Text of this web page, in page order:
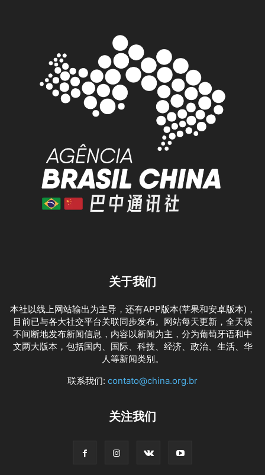
关于我们
本社以线上网站输出为主导，还有APP版本(苹果和安卓版本)，
目前已与各大社交平台关联同步发布。网站每天更新，全天候
不间断地发布新闻信息，内容以新闻为主，分为葡萄牙语和中
文两大版本，包括国内、国际、科技、经济、政治、生活、华
人等新闻类别。
联系我们: contato@china.org.br
关注我们